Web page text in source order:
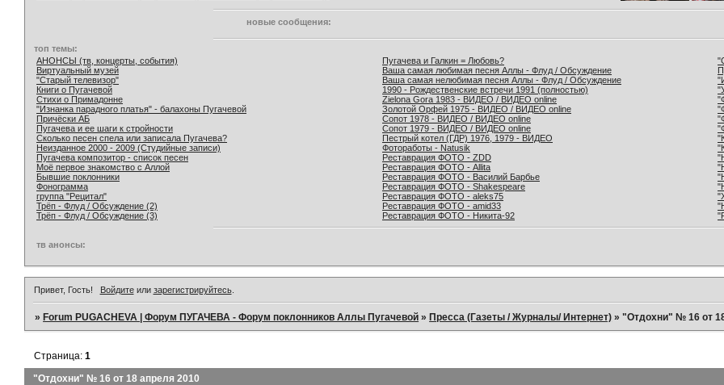
новые сообщения:
топ темы:
АНОНСЫ (тв, концерты, события)
Виртуальный музей
"Старый телевизор"
Книги о Пугачевой
Стихи о Примадонне
"Изнанка парадного платья" - балахоны Пугачевой
Причёски АБ
Пугачева и ее шаги к стройности
Сколько песен спела или записала Пугачева?
Неизданное 2000 - 2009 (Студийные записи)
Пугачева композитор - список песен
Моё первое знакомство с Аллой
Бывшие поклонники
Фонограмма
группа "Рецитал"
Трёп - Флуд / Обсуждение (2)
Трёп - Флуд / Обсуждение (3)
Пугачева и Галкин = Любовь?
Ваша самая любимая песня Аллы - Флуд / Обсуждение
Ваша самая нелюбимая песня Аллы - Флуд / Обсуждение
1990 - Рождественские встречи 1991 (полностью)
Zielona Gora 1983 - ВИДЕО / ВИДЕО online
Золотой Орфей 1975 - ВИДЕО / ВИДЕО online
Сопот 1978 - ВИДЕО / ВИДЕО online
Сопот 1979 - ВИДЕО / ВИДЕО online
Пестрый котел (ГДР) 1976, 1979 - ВИДЕО
Фотоработы - Natusik
Реставрация ФОТО - ZDD
Реставрация ФОТО - Allita
Реставрация ФОТО - Василий Барбье
Реставрация ФОТО - Shakespeare
Реставрация ФОТО - aleks75
Реставрация ФОТО - amid33
Реставрация ФОТО - Никита-92
тв анонсы:
Привет, Гость! Войдитеили зарегистрируйтесь.
»Forum PUGACHEVA | Форум ПУГАЧЕВА - Форум поклонников Аллы Пугачевой »Пресса (Газеты / Журналы/ Интернет) »"Отдохни" № 16 от
"Отдохни" № 16 от 18 апреля 2010
Страница:1